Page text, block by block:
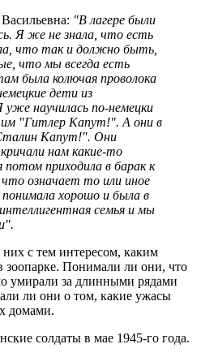
"В лагере были
Я же не знала, что есть
что так и должно быть,
что мы всегда есть
была колючая проволока
дети из
научилась по-немецки
им "Гитлер Капут!". А они в
Капут!". Они
нам какие-то
потом приходила в барак к
означает то или иное
хорошо и была в
семья и мы
с тем интересом, каким
зоопарке. Понимали ли они, что
умирали за длинными рядами
ли они о том, какие ужасы
домами.
солдаты в мае 1945-го года.